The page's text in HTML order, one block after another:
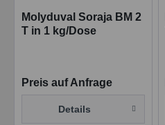
Molyduval Soraja BM 2
T in 1 kg/Dose
Preis auf Anfrage
Details